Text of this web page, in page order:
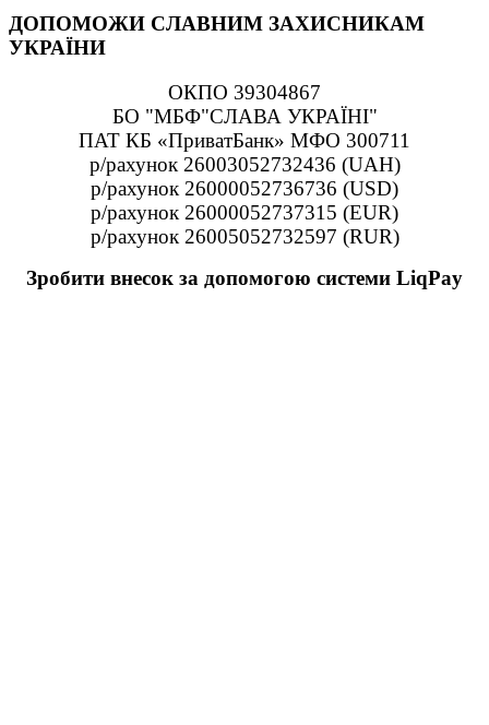
ДОПОМОЖИ СЛАВНИМ ЗАХИСНИКАМ
УКРАЇНИ
ОКПО 39304867
БО "МБФ"СЛАВА УКРАЇНІ"
ПАТ КБ «ПриватБанк» МФО 300711
р/рахунок 26003052732436 (UAH)
р/рахунок 26000052736736 (USD)
р/рахунок 26000052737315 (EUR)
р/рахунок 26005052732597 (RUR)
Зробити внесок за допомогою системи LiqPay